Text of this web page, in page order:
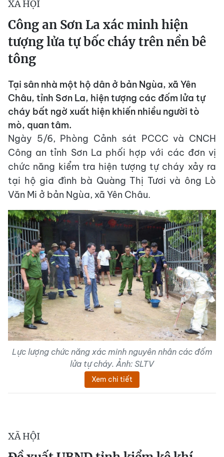
XÃ HỘI
Công an Sơn La xác minh hiện
tượng lửa tự bốc cháy trên nền bê
tông
Tại sân nhà một hộ dân ở bản Ngùa, xã Yên
Châu, tỉnh Sơn La, hiện tượng các đốm lửa tự
cháy bất ngờ xuất hiện khiến nhiều người tò
mò, quan tâm.
Ngày 5/6, Phòng Cảnh sát PCCC và CNCH
Công an tỉnh Sơn La phối hợp với các đơn vị
chức năng kiểm tra hiện tượng tự cháy xảy ra
tại hộ gia đình bà Quàng Thị Tươi và ông Lò
Văn Mi ở bản Ngùa, xã Yên Châu.
Lực lượng chức năng xác minh nguyên nhân các đốm
lửa tự cháy. Ảnh: SLTV
Xem chi tiết
XÃ HỘI